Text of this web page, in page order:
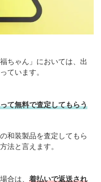
ちゃん」においては、出
ています。
て無料で査定してもらう
和装製品を査定してもら
法と言えます。
合は、 着払いで返送され